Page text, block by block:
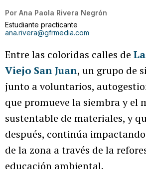
Por Ana Paola Rivera Negrón
Estudiante practicante
ana.rivera@gfrmedia.com
Entre las coloridas calles de
Viejo San Juan, un grupo de
junto a voluntarios,
que promueve la siembra y el
sustentable de materiales, y
después, continúa
de la zona a través de la
educación ambiental.